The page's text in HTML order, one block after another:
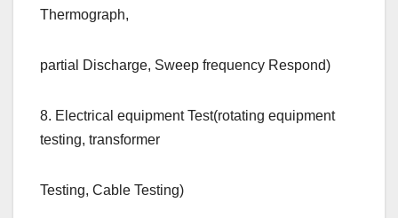
Thermograph,
partial Discharge, Sweep frequency Respond)
8. Electrical equipment Test(rotating equipment
testing, transformer
Testing, Cable Testing)